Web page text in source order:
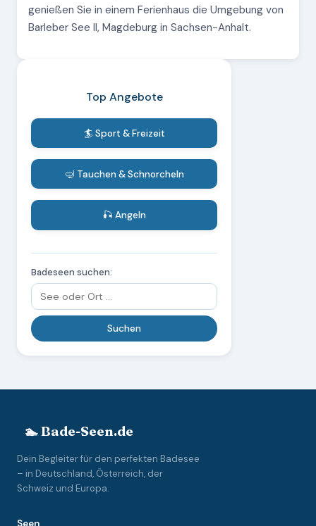
genießen Sie in einem Ferienhaus die Umgebung von
Barleber See II, Magdeburg in Sachsen-Anhalt.
Top Angebote
🏄 Sport & Freizeit
🤿 Tauchen & Schnorcheln
🎣 Angeln
Badeseen suchen:
🏊 Bade-Seen.de
Dein Begleiter für den perfekten Badesee
– in Deutschland, Österreich, der
Schweiz und Europa.